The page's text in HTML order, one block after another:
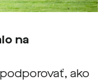
na
ako